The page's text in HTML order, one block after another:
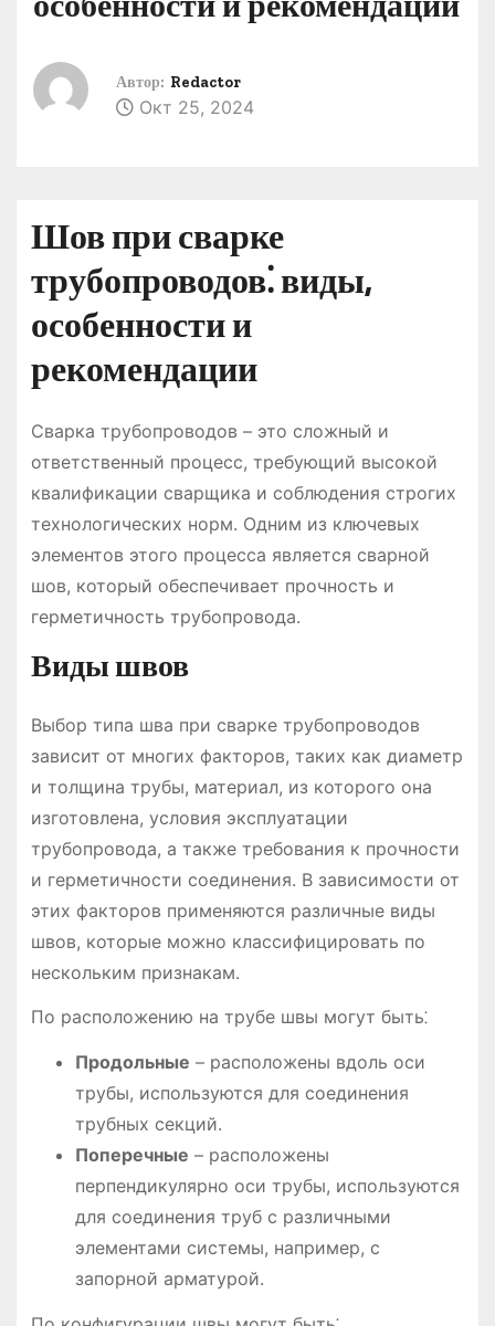
Автор: Redactor
Окт 25, 2024
Шов при сварке
трубопроводов⁚ виды,
особенности и
рекомендации
Сварка трубопроводов – это сложный и
ответственный процесс, требующий высокой
квалификации сварщика и соблюдения строгих
технологических норм. Одним из ключевых
элементов этого процесса является сварной
шов, который обеспечивает прочность и
герметичность трубопровода.
Виды швов
Выбор типа шва при сварке трубопроводов
зависит от многих факторов, таких как диаметр
и толщина трубы, материал, из которого она
изготовлена, условия эксплуатации
трубопровода, а также требования к прочности
и герметичности соединения. В зависимости от
этих факторов применяются различные виды
швов, которые можно классифицировать по
нескольким признакам.
По расположению на трубе швы могут быть⁚
Продольные – расположены вдоль оси
трубы, используются для соединения
трубных секций.
Поперечные – расположены
перпендикулярно оси трубы, используются
для соединения труб с различными
элементами системы, например, с
запорной арматурой.